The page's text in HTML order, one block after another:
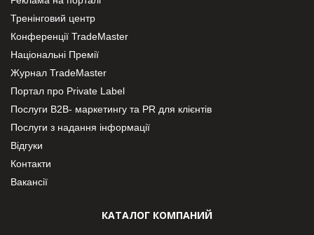
Тренінговий центр
Конференції TradeMaster
Національні Премії
Журнал TradeMaster
Портал про Private Label
Послуги В2В- маркетингу та PR для клієнтів
Послуги з надання інформації
Відгуки
Контакти
Вакансії
КАТАЛОГ КОМПАНИЙ